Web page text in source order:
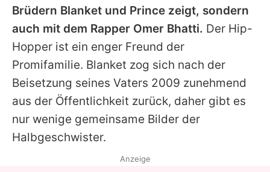
Brüdern Blanket und Prince zeigt, sondern
auch mit dem Rapper Omer Bhatti. Der Hip-
Hopper ist ein enger Freund der
Promifamilie. Blanket zog sich nach der
Beisetzung seines Vaters 2009 zunehmend
aus der Öffentlichkeit zurück, daher gibt es
nur wenige gemeinsame Bilder der
Halbgeschwister.
Anzeige